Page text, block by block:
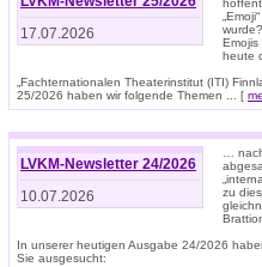
17.07.2026
Emojis
heute
„Fachternationalen Theaterinstitut (ITI)
25/2026 haben wir folgende Themen ... [
LVKM-Newsletter 24/2026
10.07.2026
…
zu
In unserer heutigen Ausgabe 24/2026
Sie ausgesucht: